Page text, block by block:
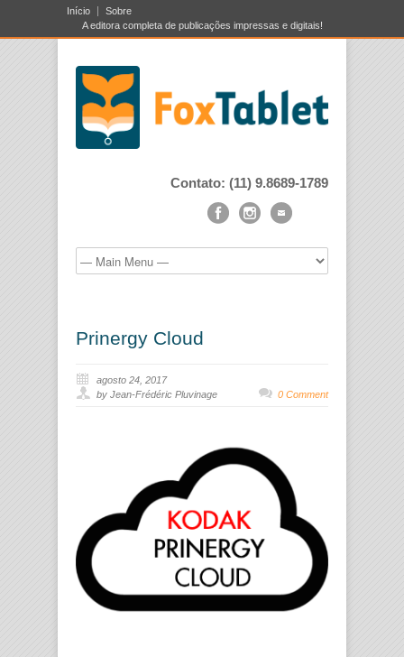
Início
Sobre
A editora completa de publicações impressas e digitais!
Contato: (11) 9.8689-1789
Prinergy Cloud
agosto 24, 2017
by Jean-Frédéric Pluvinage
0 Comment